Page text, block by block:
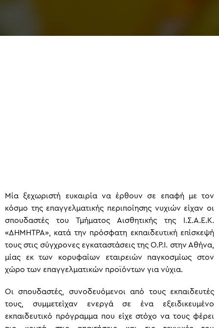
Μία ξεχωριστή ευκαιρία να έρθουν σε επαφή με τον
κόσμο της επαγγελματικής περιποίησης νυχιών είχαν οι
σπουδαστές του Τμήματος Αισθητικής της Ι.Σ.Α.Ε.Κ.
«ΔΗΜΗΤΡΑ», κατά την πρόσφατη εκπαιδευτική επίσκεψή
τους στις σύγχρονες εγκαταστάσεις της O.P.I. στην Αθήνα,
μίας εκ των κορυφαίων εταιρειών παγκοσμίως στον
χώρο των επαγγελματικών προϊόντων για νύχια.
Οι σπουδαστές, συνοδευόμενοι από τους εκπαιδευτές
τους, συμμετείχαν ενεργά σε ένα εξειδικευμένο
εκπαιδευτικό πρόγραμμα που είχε στόχο να τους φέρει